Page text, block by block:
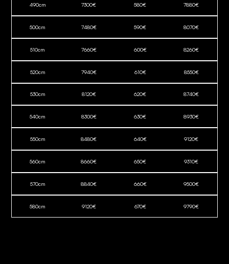
490cm 7300€ 580€ 7880€
500cm 7480€ 590€ 8070€
510cm 7660€ 600€ 8260€
520cm 7940€ 610€ 8550€
530cm 8120€ 620€ 8740€
540cm 8300€ 630€ 8930€
550cm 8480€ 640€ 9120€
560cm 8660€ 650€ 9310€
570cm 8840€ 660€ 9500€
580cm 9120€ 670€ 9790€